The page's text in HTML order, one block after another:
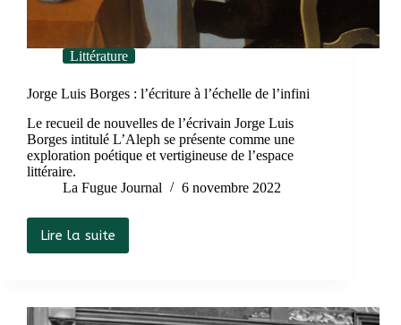
Littérature
Jorge Luis Borges : l’écriture à l’échelle de l’infini
Le recueil de nouvelles de l’écrivain Jorge Luis
Borges intitulé L’Aleph se présente comme une
exploration poétique et vertigineuse de l’espace
littéraire.
La Fugue Journal
6 novembre 2022
Lire la suite
Jorge
Luis
l’écriture